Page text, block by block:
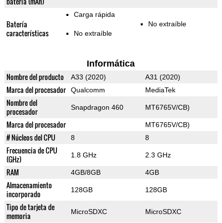
Batería
características
Carga rápida
No extraíble
No extraíble
Informática
Nombre del producto A33 (2020) A31 (2020)
Marca del procesador Qualcomm MediaTek
Nombre del
procesador
Snapdragon 460 MT6765V/CB)
Marca del procesador MT6765V/CB)
# Núcleos del CPU 8 8
Frecuencia de CPU
(GHz)
1.8 GHz 2.3 GHz
RAM 4GB/8GB 4GB
Almacenamiento
incorporado
128GB 128GB
Tipo de tarjeta de
memoria
MicroSDXC MicroSDXC